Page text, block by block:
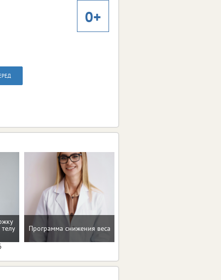
0+
Программа снижения веса